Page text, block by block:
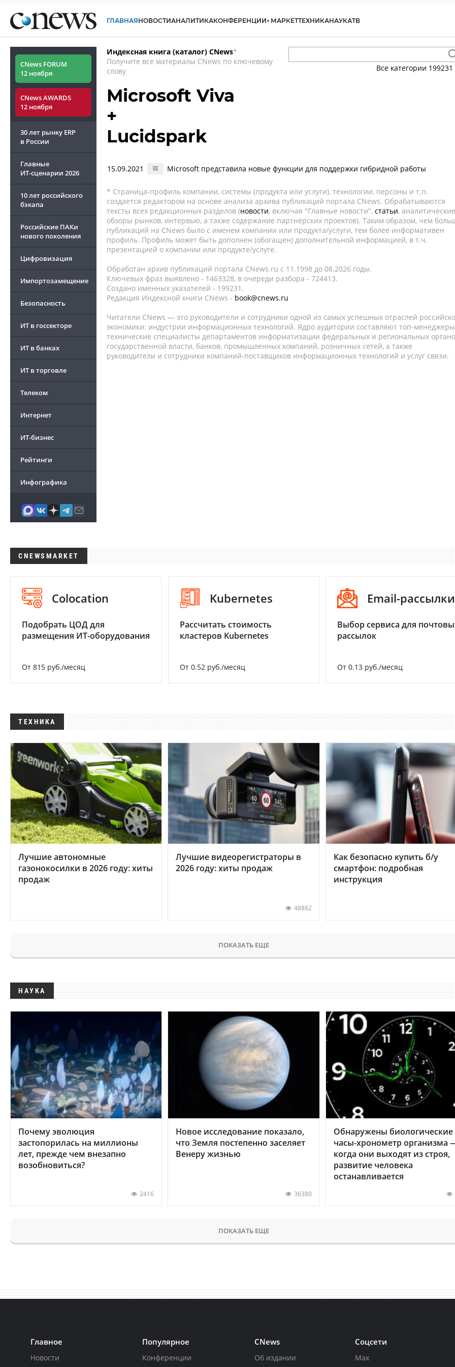
ГЛАВНАЯНОВОСТИАНАЛИТИКАКОНФЕРЕНЦИИ МАРКЕТТЕХНИКАНАУКАТВ
CNews FORUM
12 ноября
CNews AWARDS
12 ноября
30 лет рынку ERP
в России
Главные
ИТ-сценарии 2026
10 лет российского
бэкапа
Российские ПАКи
нового поколения
Цифровизация
Импортозамещение
Безопасность
ИТ в госсекторе
ИТ в банках
ИТ в торговле
Телеком
Интернет
ИТ-бизнес
Рейтинги
Инфографика
Индексная книга (каталог) CNews*
Получите все материалы CNews по ключевому
слову
Все категории 199231
Microsoft Viva
+
Lucidspark
15.09.2021 Microsoft представила новые функции для поддержки гибридной работы
* Страница-профиль компании, системы (продукта или услуги), технологии, персоны и т.п.
создается редактором на основе анализа архива публикаций портала CNews. Обрабатываются
тексты всех редакционных разделов (новости, включая "Главные новости", статьи, аналитические
обзоры рынков, интервью, а также содержание партнёрских проектов). Таким образом, чем
публикаций на CNews было с именем компании или продукта/услуги, тем более информативен
профиль. Профиль может быть дополнен (обогащен) дополнительной информацией, в т.ч.
презентацией о компании или продукте/услуге.
Обработан архив публикаций портала CNews.ru c 11.1998 до 08.2026 годы.
Ключевых фраз выявлено - 1463328, в очереди разбора - 724413.
Создано именных указателей - 199231.
Редакция Индексной книги CNews - book@cnews.ru
Читатели CNews — это руководители и сотрудники одной из самых успешных отраслей
экономики: индустрии информационных технологий. Ядро аудитории составляют топ-
технические специалисты департаментов информатизации федеральных и региональных
государственной власти, банков, промышленных компаний, розничных сетей, а также
руководители и сотрудники компаний-поставщиков информационных технологий и услуг связи.
CNEWSMARKET
Colocation
Подобрать ЦОД для
размещения ИТ-оборудования
От 815 руб./месяц
Kubernetes
Рассчитать стоимость
кластеров Kubernetes
От 0.52 руб./месяц
Email-рассылки
Выбор сервиса для
рассылок
От 0.13 руб./месяц
ТЕХНИКА
Лучшие автономные
газонокосилки в 2026 году: хиты
продаж
Лучшие видеорегистраторы в
2026 году: хиты продаж
48882
Как безопасно купить б/у
смартфон: подробная
инструкция
ПОКАЗАТЬ ЕЩЕ
НАУКА
Почему эволюция
застопорилась на миллионы
лет, прежде чем внезапно
возобновиться?
2416
Новое исследование показало,
что Земля постепенно заселяет
Венеру жизнью
36380
Обнаружены биологические
часы-хронометр организма
когда они выходят из строя,
развитие человека
останавливается
ПОКАЗАТЬ ЕЩЕ
Главное
Новости
Популярное
Конференции
CNews
Об издании
Соцсети
Max